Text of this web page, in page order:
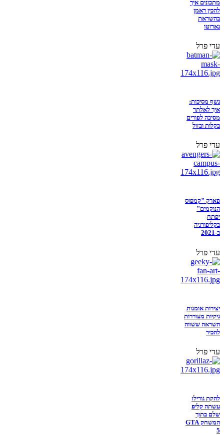
מתכונים איך
להכין ראמן
בהשראת
נארוטו
עדי פרל
נשף מסיכות:
איך לאלתר
מסיכה לפורים
בקלות ובזול
עדי פרל
פארק "קמפוס
הנוקמים"
יפתח
בקליפורניה
ב-2021
עדי פרל
יצירות אומנות
גיקיות מעוררות
השראה ששווה
להכיר
עדי פרל
להקת גורילז
עשתה קליפ
שלם בתוך
המשחק GTA
5